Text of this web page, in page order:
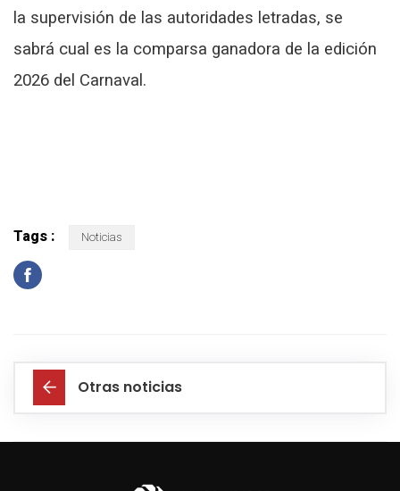
la supervisión de las autoridades letradas, se
sabrá cual es la comparsa ganadora de la edición
2026 del Carnaval.
Tags : Noticias
Otras noticias